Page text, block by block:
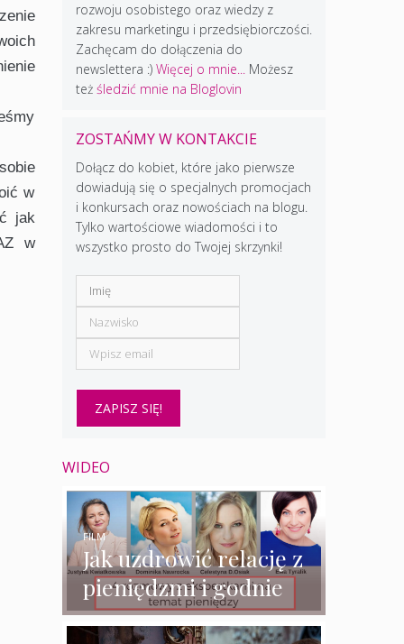
w
jak
w
rozwoju osobistego oraz wiedzy z
zakresu marketingu i przedsiębiorczości.
Zachęcam do dołączenia do
newslettera :) Więcej o mnie...Możesz
też śledzić mnie na Bloglovin
ZOSTAŃMY W KONTAKCIE
Dołącz do kobiet, które jako pierwsze
dowiadują się o specjalnych promocjach
i konkursach oraz nowościach na blogu.
Tylko wartościowe wiadomości i to
wszystko prosto do Twojej skrzynki!
WIDEO
Jak uzdrowić relację z
pieniędzmi i godnie
zarabiać? – 4
FILM